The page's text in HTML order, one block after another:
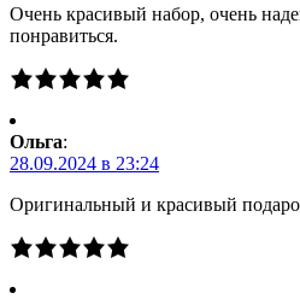
Очень красивый набор, очень
понравиться.
Ольга:
28.09.2024 в 23:24
Оригинальный и красивый